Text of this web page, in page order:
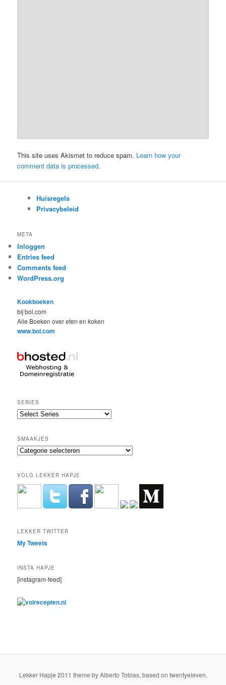
This site uses Akismet to reduce spam. Learn how your
comment data is processed.
Huisregels
Privacybeleid
META
Inloggen
Entries feed
Comments feed
WordPress.org
Kookboeken
bij bol.com
Alle Boeken over eten en koken
www.bol.com
SERIES
SMAAKJES
Smaakjes
VOLG LEKKER HAPJE
LEKKER TWITTER
My Tweets
INSTA HAPJE
[instagram-feed]
Lekker Hapje 2011 theme by Alberto Tobias, based on twentyeleven.